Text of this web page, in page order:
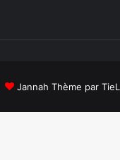
Jannah Thème par